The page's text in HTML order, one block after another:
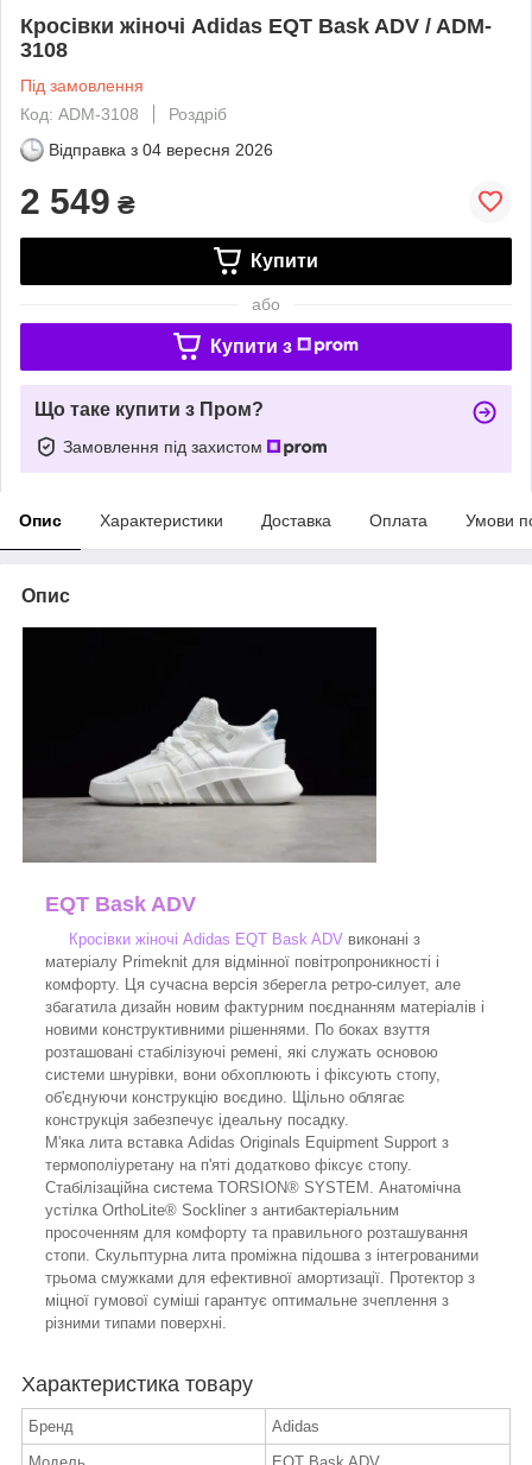
Кросівки жіночі Adidas EQT Bask ADV / ADM-
3108
Під замовлення
Код: ADM-3108
Роздріб
Відправка з 04 вересня 2026
2 549 ₴
Купити
або
Купити з
Що таке купити з Пром?
Замовлення під захистом
Опис Характеристики Доставка Оплата Умови
Опис
EQT Bask ADV
Кросівки жіночі Adidas EQT Bask ADV виконані з
матеріалу Primeknit для відмінної повітропроникності і
комфорту. Ця сучасна версія зберегла ретро-силует, але
збагатила дизайн новим фактурним поєднанням матеріалів і
новими конструктивними рішеннями. По боках взуття
розташовані стабілізуючі ремені, які служать основою
системи шнурівки, вони обхоплюють і фіксують стопу,
об'єднуючи конструкцію воєдино. Щільно облягає
конструкція забезпечує ідеальну посадку.
М'яка лита вставка Adidas Originals Equipment Support з
термополіуретану на п'яті додатково фіксує стопу.
Стабілізаційна система TORSION® SYSTEM. Анатомічна
устілка OrthoLite® Sockliner з антибактеріальним
просоченням для комфорту та правильного розташування
стопи. Скульптурна лита проміжна підошва з інтегрованими
трьома смужками для ефективної амортизації. Протектор з
міцної гумової суміші гарантує оптимальне зчеплення з
різними типами поверхні.
Характеристика товару
Бренд
Adidas